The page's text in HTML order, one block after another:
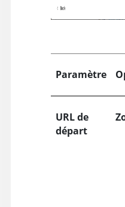
Paramètre
URL de
départ